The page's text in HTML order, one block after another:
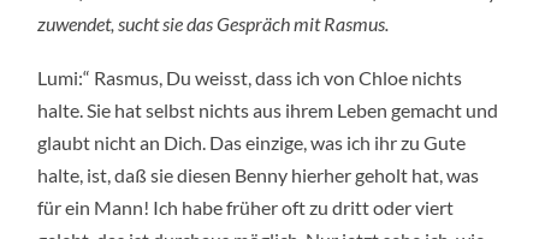
zuwendet, sucht sie das Gespräch mit Rasmus.
Lumi:“ Rasmus, Du weisst, dass ich von Chloe nichts
halte. Sie hat selbst nichts aus ihrem Leben gemacht und
glaubt nicht an Dich. Das einzige, was ich ihr zu Gute
halte, ist, daß sie diesen Benny hierher geholt hat, was
für ein Mann! Ich habe früher oft zu dritt oder viert